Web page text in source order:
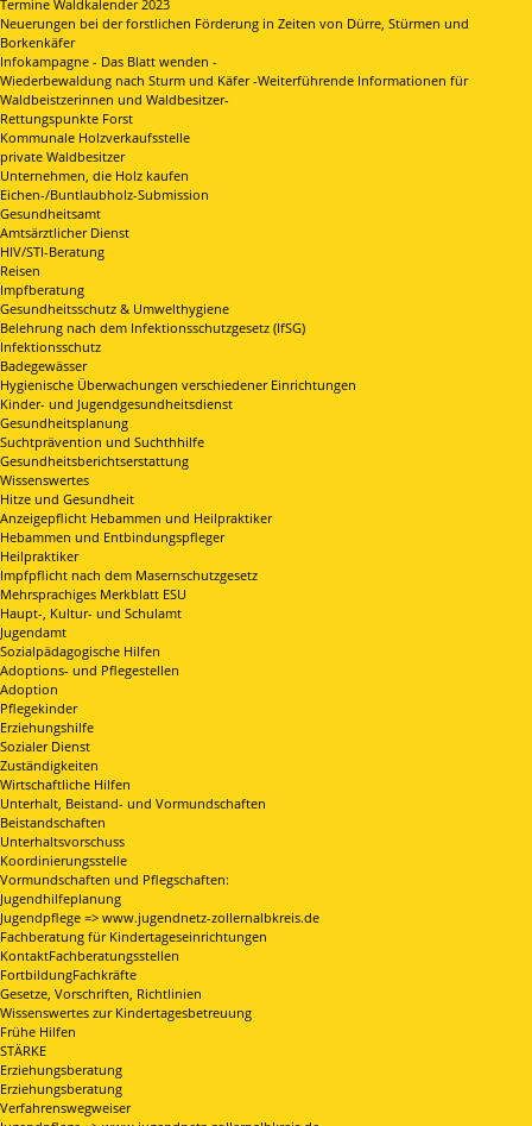
Termine Waldkalender 2023
Neuerungen bei der forstlichen Förderung in Zeiten von Dürre, Stürmen und
Borkenkäfer
Infokampagne - Das Blatt wenden -
Wiederbewaldung nach Sturm und Käfer -Weiterführende Informationen für
Waldbeistzerinnen und Waldbesitzer-
Rettungspunkte Forst
Kommunale Holzverkaufsstelle
private Waldbesitzer
Unternehmen, die Holz kaufen
Eichen-/Buntlaubholz-Submission
Gesundheitsamt
Amtsärztlicher Dienst
HIV/STI-Beratung
Reisen
Impfberatung
Gesundheitsschutz & Umwelthygiene
Belehrung nach dem Infektionsschutzgesetz (IfSG)
Infektionsschutz
Badegewässer
Hygienische Überwachungen verschiedener Einrichtungen
Kinder- und Jugendgesundheitsdienst
Gesundheitsplanung
Suchtprävention und Suchthhilfe
Gesundheitsberichtserstattung
Wissenswertes
Hitze und Gesundheit
Anzeigepflicht Hebammen und Heilpraktiker
Hebammen und Entbindungspfleger
Heilpraktiker
Impfpflicht nach dem Masernschutzgesetz
Mehrsprachiges Merkblatt ESU
Haupt-, Kultur- und Schulamt
Jugendamt
Sozialpädagogische Hilfen
Adoptions- und Pflegestellen
Adoption
Pflegekinder
Erziehungshilfe
Sozialer Dienst
Zuständigkeiten
Wirtschaftliche Hilfen
Unterhalt, Beistand- und Vormundschaften
Beistandschaften
Unterhaltsvorschuss
Koordinierungsstelle
Vormundschaften und Pflegschaften:
Jugendhilfeplanung
Jugendpflege => www.jugendnetz-zollernalbkreis.de
Fachberatung für Kindertageseinrichtungen
KontaktFachberatungsstellen
FortbildungFachkräfte
Gesetze, Vorschriften, Richtlinien
Wissenswertes zur Kindertagesbetreuung
Frühe Hilfen
STÄRKE
Erziehungsberatung
Erziehungsberatung
Verfahrenswegweiser